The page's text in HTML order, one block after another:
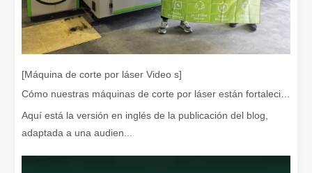
En la fabricación y la ingeniería modernas, la precisión y la
[Máquina de corte por láser Video s]
Aquí está la versión en inglés de la publicación del blog,
adaptada a una audien...